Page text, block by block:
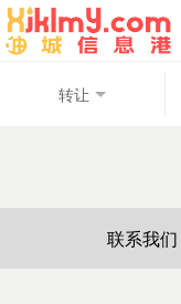
转让
联系我们